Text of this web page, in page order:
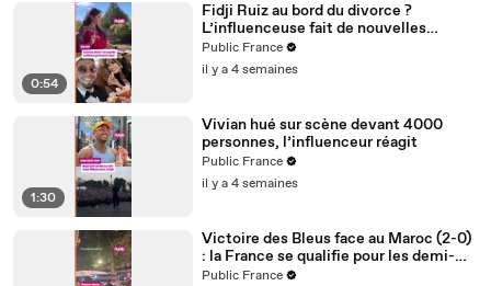
0:54
Fidji Ruiz au bord du divorce ?
L’influenceuse fait de nouvelles
confidences
Public France
il y a 4 semaines
1:30
Vivian hué sur scène devant 4000
personnes, l’influenceur réagit
Public France
il y a 4 semaines
Victoire des Bleus face au Maroc (2-0)
: la France se qualifie pour les demi-
finales
Public France